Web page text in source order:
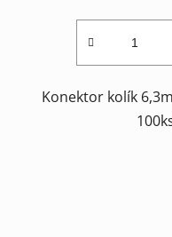
Konektor kolík